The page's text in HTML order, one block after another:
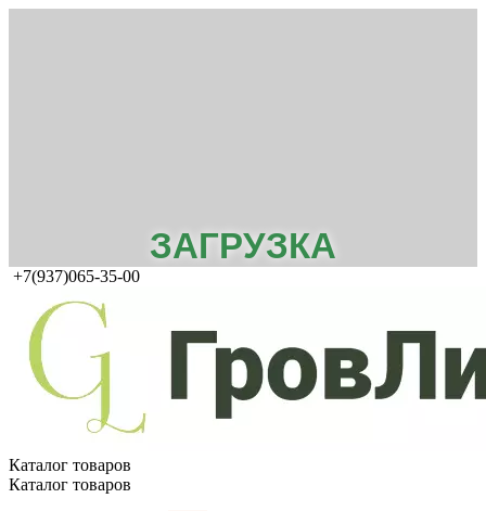
ЗАГРУЗКА
+7(937)065-35-00
Каталог товаров
Каталог товаров